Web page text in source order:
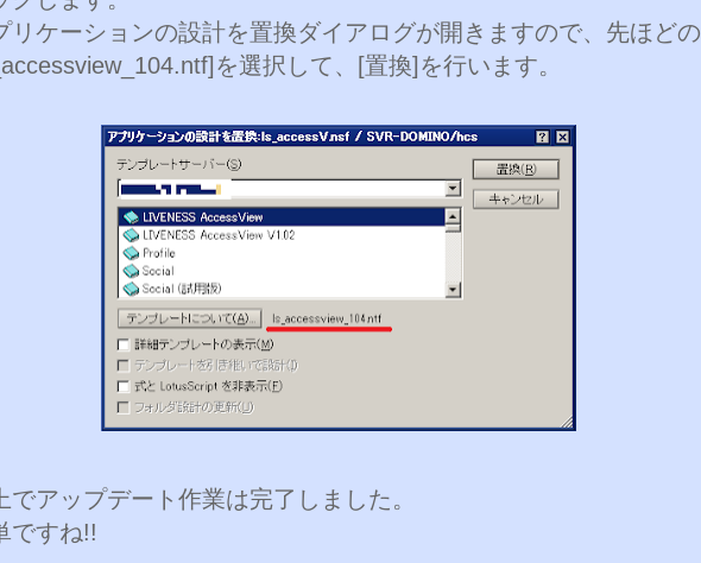
リケーションの設計を置換ダイアログが開きますので、先ほどの
を選択して、[置換]を行います。
でアップデート作業は完了しました。
ですね!!